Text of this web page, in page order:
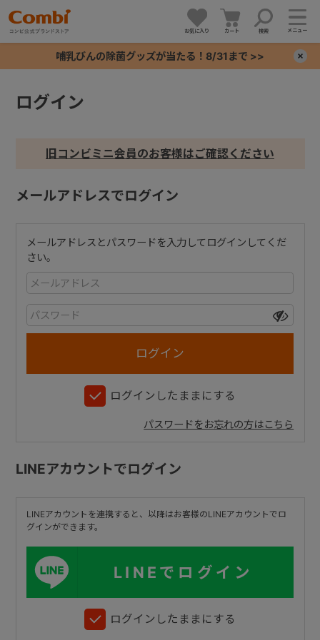
お気に入り カート 検索 メニュー
哺乳びんの除菌グッズが当たる！8/31まで >>
ログイン
旧コンビミニ会員のお客様はご確認ください
メールアドレスでログイン
メールアドレスとパスワードを入力してログインしてくだ
さい。
ログインしたままにする
パスワードをお忘れの方はこちら
LINEアカウントでログイン
LINEアカウントを連携すると、以降はお客様のLINEアカウントでロ
グインができます。
LINEでログイン
ログインしたままにする